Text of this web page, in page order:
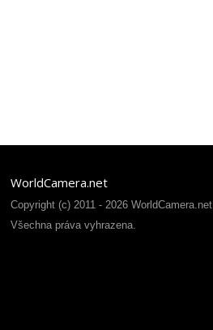
WorldCamera.net
Copyright (c) 2011 - 2026 WorldCamera.net
Všechna práva vyhrazena.